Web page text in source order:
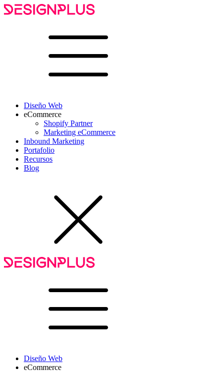
Diseño Web
eCommerce
Shopify Partner
Marketing eCommerce
Inbound Marketing
Portafolio
Recursos
Blog
Diseño Web
eCommerce